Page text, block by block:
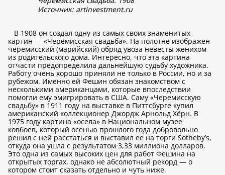
Источник: artinvestment.ru
В 1908 он создал одну из самых своих знаменитых
картин — «Черемисская свадьба». На полотне изображен
черемисский (марийский) обряд увоза невесты женихом
из родительского дома. Интересно, что эта картина
отчасти предопределила дальнейшую судьбу художника.
Работу очень хорошо приняли не только в России, но и за
рубежом. Именно ей Фешин обязан знакомством с
несколькими американцами, которые впоследствии
помогли ему эмигрировать в США. Саму «Черемисскую
свадьбу» в 1911 году на выставке в Питтсбурге купил
американский коллекционер Джордж Арнольд Хёрн. В
1975 году картина «осела» в Национальном музее
ковбоев, который осенью прошлого года добровольно
решил с ней расстаться и выставил ее на торги Sotheby’s,
откуда она ушла с результатом 3,33 миллиона долларов.
Это одна из самых высоких цен для работ Фешина на
открытых торгах, однако не абсолютный рекорд — о
котором стоит сказать отдельно и чуть ниже.